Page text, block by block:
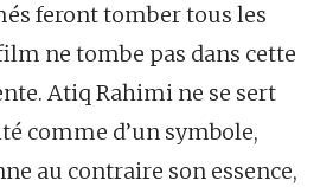
feront tomber tous les
ne tombe pas dans cette
Atiq Rahimi ne se sert
comme d’un symbole,
au contraire son essence,